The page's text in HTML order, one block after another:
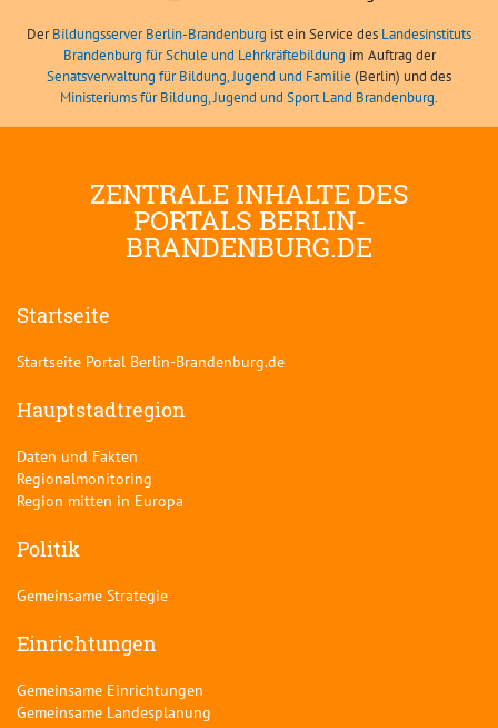
DerBildungsserver Berlin-Brandenburg ist ein Service des Landesinstituts
Brandenburg für Schule und Lehrkräftebildung im Auftrag der
Senatsverwaltung für Bildung, Jugend und Familie (Berlin) und des
Ministeriums für Bildung, Jugend und Sport Land Brandenburg.
ZENTRALE INHALTE DES
PORTALS BERLIN-
BRANDENBURG.DE
Startseite
Startseite Portal Berlin-Brandenburg.de
Hauptstadtregion
Daten und Fakten
Regionalmonitoring
Region mitten in Europa
Politik
Gemeinsame Strategie
Einrichtungen
Gemeinsame Einrichtungen
Gemeinsame Landesplanung